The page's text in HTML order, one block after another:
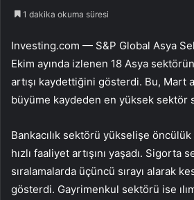
1 dakika okuma süresi
Investing.com — S&P Global Asya
Ekim ayında izlenen 18 Asya
artışı kaydettiğini gösterdi. Bu, Mart
büyüme kaydeden en yüksek sektör
Bankacılık sektörü yükselişe öncülük
hızlı faaliyet artışını yaşadı. Sigorta
sıralamalarda üçüncü sırayı alarak
gösterdi. Gayrimenkul sektörü ise